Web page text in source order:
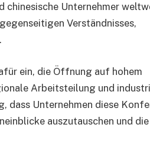
chinesische Unternehmer
Verständnisses,
ein, die Öffnung auf hohem
Arbeitsteilung und
Unternehmen diese
auszutauschen und die